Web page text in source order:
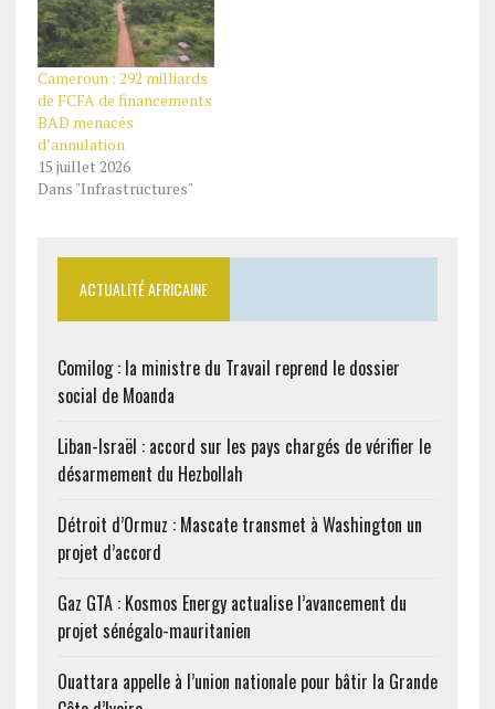
Cameroun : 292 milliards
de FCFA de financements
BAD menacés
d’annulation
15 juillet 2026
Dans "Infrastructures"
ACTUALITÉ AFRICAINE
Comilog : la ministre du Travail reprend le dossier
social de Moanda
Liban-Israël : accord sur les pays chargés de vérifier le
désarmement du Hezbollah
Détroit d’Ormuz : Mascate transmet à Washington un
projet d’accord
Gaz GTA : Kosmos Energy actualise l’avancement du
projet sénégalo-mauritanien
Ouattara appelle à l’union nationale pour bâtir la Grande